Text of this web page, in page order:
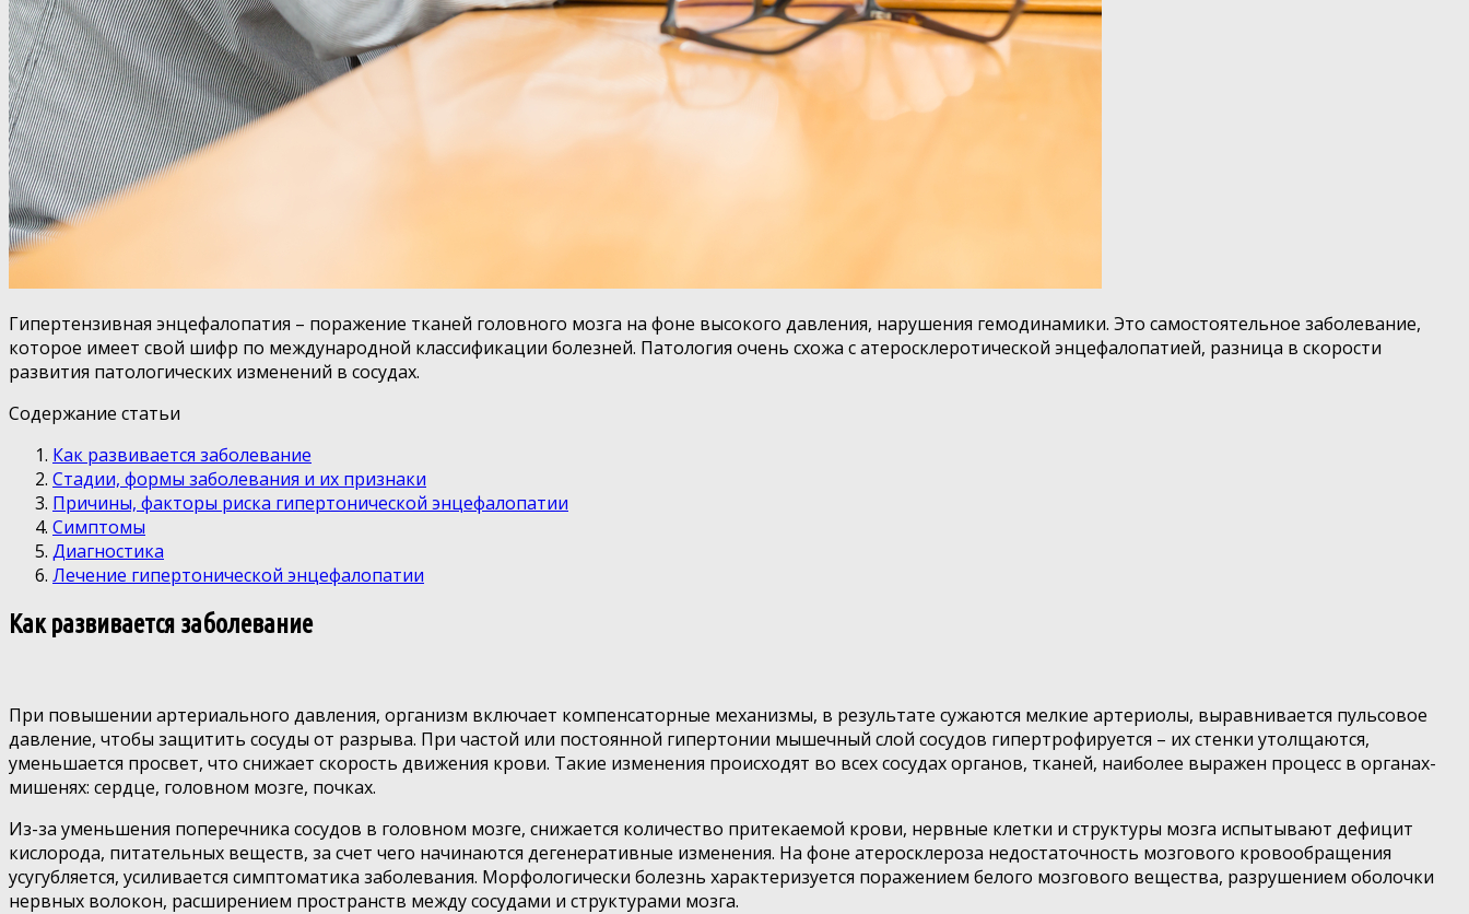
Гипертензивная энцефалопатия – поражение тканей головного мозга на фоне высокого давления, нарушения гемодинамики. Это самостоятельное заболевание,
которое имеет свой шифр по международной классификации болезней. Патология очень схожа с атеросклеротической энцефалопатией, разница в скорости
развития патологических изменений в сосудах.
Содержание статьи
Как развивается заболевание
Стадии, формы заболевания и их признаки
Причины, факторы риска гипертонической энцефалопатии
Симптомы
Диагностика
Лечение гипертонической энцефалопатии
Как развивается заболевание
При повышении артериального давления, организм включает компенсаторные механизмы, в результате сужаются мелкие артериолы, выравнивается пульсовое
давление, чтобы защитить сосуды от разрыва. При частой или постоянной гипертонии мышечный слой сосудов гипертрофируется – их стенки утолщаются,
уменьшается просвет, что снижает скорость движения крови. Такие изменения происходят во всех сосудах органов, тканей, наиболее выражен процесс в органах-
мишенях: сердце, головном мозге, почках.
Из-за уменьшения поперечника сосудов в головном мозге, снижается количество притекаемой крови, нервные клетки и структуры мозга испытывают дефицит
кислорода, питательных веществ, за счет чего начинаются дегенеративные изменения. На фоне атеросклероза недостаточность мозгового кровообращения
усугубляется, усиливается симптоматика заболевания. Морфологически болезнь характеризуется поражением белого мозгового вещества, разрушением оболочки
нервных волокон, расширением пространств между сосудами и структурами мозга.